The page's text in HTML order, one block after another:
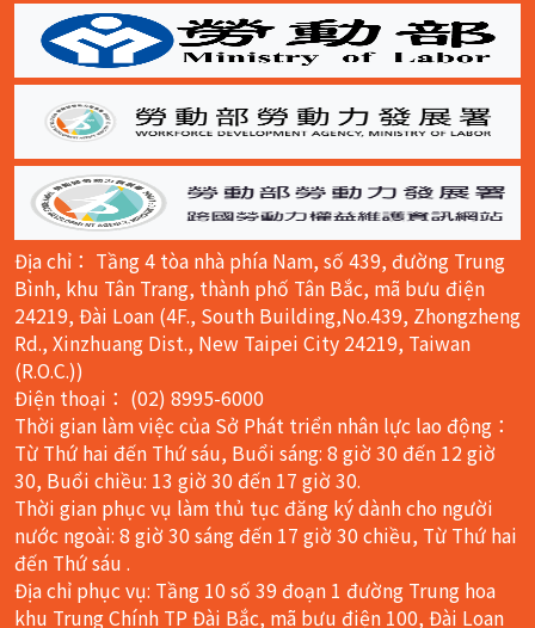
Địa chỉ： Tầng 4 tòa nhà phía Nam, số 439, đường Trung
Bình, khu Tân Trang, thành phố Tân Bắc, mã bưu điện
24219, Đài Loan (4F., South Building,No.439, Zhongzheng
Rd., Xinzhuang Dist., New Taipei City 24219, Taiwan
(R.O.C.))
Điện thoại： (02) 8995-6000
Thời gian làm việc của Sở Phát triển nhân lực lao động：
Từ Thứ hai đến Thứ sáu, Buổi sáng: 8 giờ 30 đến 12 giờ
30, Buổi chiều: 13 giờ 30 đến 17 giờ 30.
Thời gian phục vụ làm thủ tục đăng ký dành cho người
nước ngoài: 8 giờ 30 sáng đến 17 giờ 30 chiều, Từ Thứ hai
đến Thứ sáu .
Địa chỉ phục vụ: Tầng 10 số 39 đoạn 1 đường Trung hoa
khu Trung Chính TP Đài Bắc, mã bưu điện 100, Đài Loan